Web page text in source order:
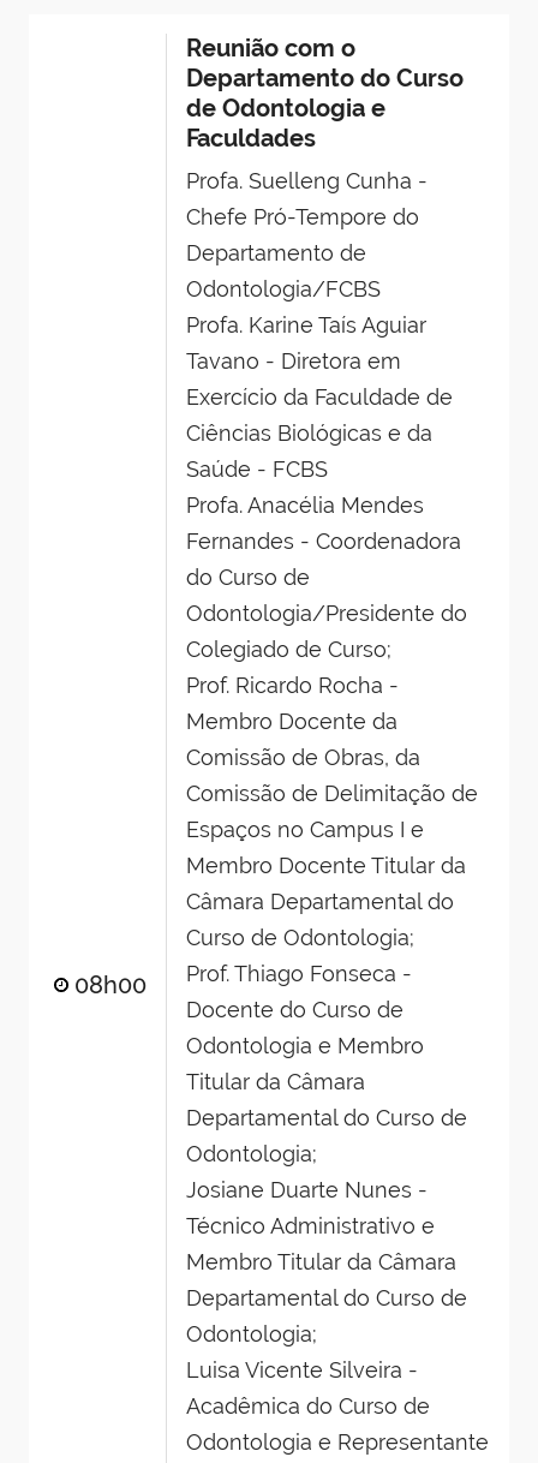
08h00
Reunião com o
Departamento do Curso
de Odontologia e
Faculdades
Profa. Suelleng Cunha -
Chefe Pró-Tempore do
Departamento de
Odontologia/FCBS
Profa. Karine Taís Aguiar
Tavano - Diretora em
Exercício da Faculdade de
Ciências Biológicas e da
Saúde - FCBS
Profa. Anacélia Mendes
Fernandes - Coordenadora
do Curso de
Odontologia/Presidente do
Colegiado de Curso;
Prof. Ricardo Rocha -
Membro Docente da
Comissão de Obras, da
Comissão de Delimitação de
Espaços no Campus I e
Membro Docente Titular da
Câmara Departamental do
Curso de Odontologia;
Prof. Thiago Fonseca -
Docente do Curso de
Odontologia e Membro
Titular da Câmara
Departamental do Curso de
Odontologia;
Josiane Duarte Nunes -
Técnico Administrativo e
Membro Titular da Câmara
Departamental do Curso de
Odontologia;
Luisa Vicente Silveira -
Acadêmica do Curso de
Odontologia e Representante